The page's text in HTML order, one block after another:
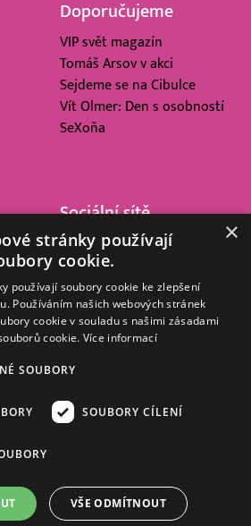
Doporučujeme
VIP svět magazín
Tomáš Arsov v akci
Sejdeme se na Cibulce
Vít Olmer: Den s osobností
SeXoňa
Sociální sítě
MEDIA, a.s. Všechna práva vyhrazena.
a dalších zpracovávaných údajů
videa ve video archivu
×
stránky používají
cookie.
používají soubory cookie ke zlepšení
Používáním našich webových stránek
cookie v souladu s našimi zásadami
cookie. Více informací
SOUBORY
SOUBORY CÍLENÍ
VŠE ODMÍTNOUT